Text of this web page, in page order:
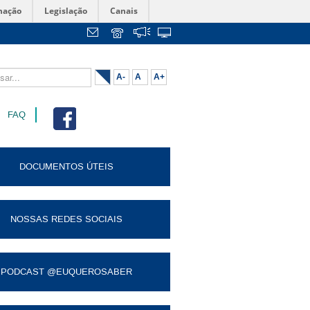
Legislação Canais
A- A A+
FAQ
DOCUMENTOS ÚTEIS
NOSSAS REDES SOCIAIS
PODCAST @EUQUEROSABER